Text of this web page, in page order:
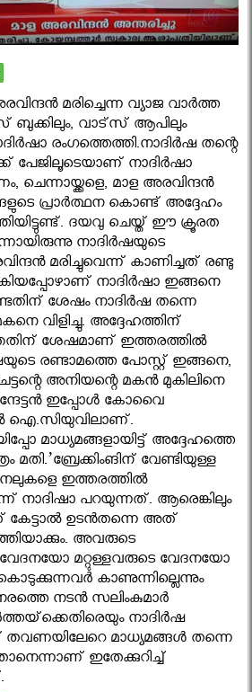
മരിച്ചെന്ന വ്യാജ വാര്‍ത്ത
ബുക്കിലും, വാട്‌സ് ആപിലും
രംഗത്തെത്തി.നാദിർഷ തന്റെ
പേജിലൂടെയാണ് നാദിർഷാ
ചെന്നായ്ക്കളെ, മാള അരവിന്ദന്‍
നിങ്ങളുടെ പ്രാര്‍ത്ഥന കൊണ്ട് അദ്ദേഹം
ദയവു ചെയ്ത് ഈ ക്രൂരത
നാദിര്‍ഷയുടെ
മരിച്ചുവെന്ന് കാണിച്ചത് രണ്ടു
നാദിര്‍ഷാ ഇങ്ങനെ
ശേഷം നാദിർഷ തന്നെ
വിളിച്ചു. അദ്ദേഹത്തിന്
ശേഷമാണ് ഇത്തരത്തിൽ
രണ്ടാമത്തെ പോസ്റ്റ് ഇങ്ങനെ,
അനിയന്റെ മകൻ മുകിലിനെ
ഇപ്പോൾ കോവൈ
ഐ.സിയുവിലാണ്.
മാധ്യമങ്ങളായിട്ട് അദ്ദേഹത്തെ
മതി.’ബ്രേക്കിംങിന് വേണ്ടിയുള്ള
ഇത്തരത്തില്‍
നാദിഷാ പറയുന്നത്. ആരെങ്കിലും
കേട്ടാല്‍ ഉടന്‍തന്നെ അത്
അവരുടെ
മറ്റുള്ളവരുടെ വേദനയോ
കാണുന്നില്ലെന്നും
നടന്‍ സലിംകുമാര്‍
നാദിര്‍ഷ
തവണയിലേറെ മാധ്യമങ്ങള്‍ തന്നെ
ഇതേക്കുറിച്ച്